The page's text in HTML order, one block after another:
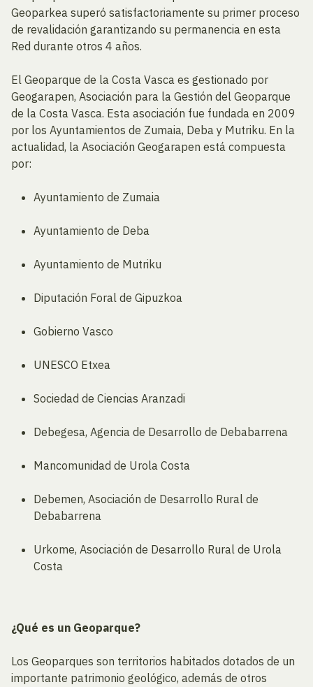
Geoparkea superó satisfactoriamente su primer proceso
de revalidación garantizando su permanencia en esta
Red durante otros 4 años.
El Geoparque de la Costa Vasca es gestionado por
Geogarapen, Asociación para la Gestión del Geoparque
de la Costa Vasca. Esta asociación fue fundada en 2009
por los Ayuntamientos de Zumaia, Deba y Mutriku. En la
actualidad, la Asociación Geogarapen está compuesta
por:
Ayuntamiento de Zumaia
Ayuntamiento de Deba
Ayuntamiento de Mutriku
Diputación Foral de Gipuzkoa
Gobierno Vasco
UNESCO Etxea
Sociedad de Ciencias Aranzadi
Debegesa, Agencia de Desarrollo de Debabarrena
Mancomunidad de Urola Costa
Debemen, Asociación de Desarrollo Rural de
Debabarrena
Urkome, Asociación de Desarrollo Rural de Urola
Costa
¿Qué es un Geoparque?
Los Geoparques son territorios habitados dotados de un
importante patrimonio geológico, además de otros